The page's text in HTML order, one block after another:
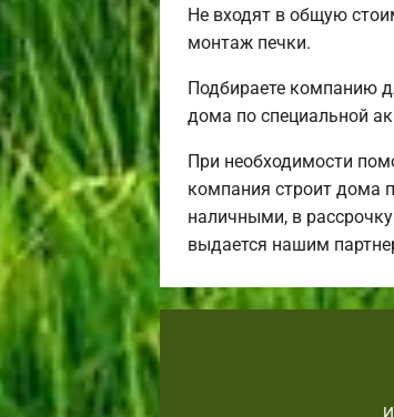
Не входят в общую
монтаж печки.
Подбираете компанию
дома по специальной
При необходимости
компания строит дома
наличными, в
выдается нашим